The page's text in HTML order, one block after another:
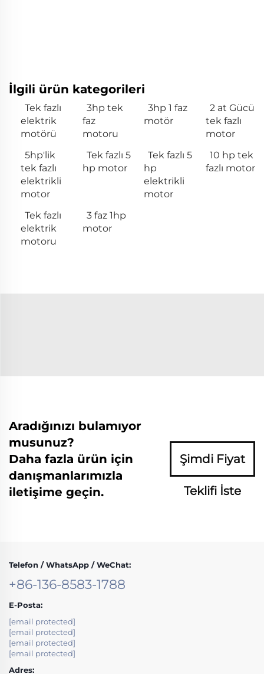
İlgili ürün kategorileri
Tek fazlı
elektrik
motörü
3hp tek
faz
motoru
3hp 1 faz
motör
2 at Gücü
tek fazlı
motor
5hp'lik
tek fazlı
elektrikli
motor
Tek fazlı 5
hp motor
Tek fazlı 5
hp
elektrikli
motor
10 hp tek
fazlı motor
Tek fazlı
elektrik
motoru
3 faz 1hp
motor
Aradığınızı bulamıyor
musunuz?
Daha fazla ürün için
danışmanlarımızla
iletişime geçin.
Şimdi Fiyat
Teklifi İste
Telefon / WhatsApp / WeChat:
+86-136-8583-1788
E-Posta:
[email protected]
[email protected]
[email protected]
[email protected]
Adres: